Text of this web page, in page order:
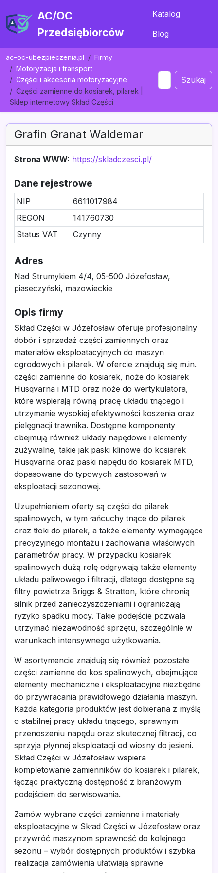
AC/OC
Przedsiębiorców
Katalog
Blog
ac-oc-ubezpieczenia.pl
Firmy
Motoryzacja i transport
Części i akcesoria motoryzacyjne
Części zamienne do kosiarek, pilarek |
Sklep internetowy Skład Części
Szukaj
Grafin Granat Waldemar
Strona WWW: https://skladczesci.pl/
Dane rejestrowe
NIP
6611017984
REGON
141760730
Status VAT
Czynny
Adres
Nad Strumykiem 4/4, 05-500 Józefosław,
piaseczyński, mazowieckie
Opis firmy
Skład Części w Józefosław oferuje profesjonalny
dobór i sprzedaż części zamiennych oraz
materiałów eksploatacyjnych do maszyn
ogrodowych i pilarek. W ofercie znajdują się m.in.
części zamienne do kosiarek, noże do kosiarek
Husqvarna i MTD oraz noże do wertykulatora,
które wspierają równą pracę układu tnącego i
utrzymanie wysokiej efektywności koszenia oraz
pielęgnacji trawnika. Dostępne komponenty
obejmują również układy napędowe i elementy
zużywalne, takie jak paski klinowe do kosiarek
Husqvarna oraz paski napędu do kosiarek MTD,
dopasowane do typowych zastosowań w
eksploatacji sezonowej.
Uzupełnieniem oferty są części do pilarek
spalinowych, w tym łańcuchy tnące do pilarek
oraz tłoki do pilarek, a także elementy wymagające
precyzyjnego montażu i zachowania właściwych
parametrów pracy. W przypadku kosiarek
spalinowych dużą rolę odgrywają także elementy
układu paliwowego i filtracji, dlatego dostępne są
filtry powietrza Briggs & Stratton, które chronią
silnik przed zanieczyszczeniami i ograniczają
ryzyko spadku mocy. Takie podejście pozwala
utrzymać niezawodność sprzętu, szczególnie w
warunkach intensywnego użytkowania.
W asortymencie znajdują się również pozostałe
części zamienne do kos spalinowych, obejmujące
elementy mechaniczne i eksploatacyjne niezbędne
do przywracania prawidłowego działania maszyn.
Każda kategoria produktów jest dobierana z myślą
o stabilnej pracy układu tnącego, sprawnym
przenoszeniu napędu oraz skutecznej filtracji, co
sprzyja płynnej eksploatacji od wiosny do jesieni.
Skład Części w Józefosław wspiera
kompletowanie zamienników do kosiarek i pilarek,
łącząc praktyczną dostępność z branżowym
podejściem do serwisowania.
Zamów wybrane części zamienne i materiały
eksploatacyjne w Skład Części w Józefosław oraz
przywróć maszynom sprawność do kolejnego
sezonu – wybór dostępnych produktów i szybka
realizacja zamówienia ułatwiają sprawne